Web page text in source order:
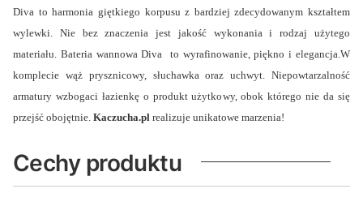
Diva to harmonia giętkiego korpusu z bardziej zdecydowanym kształtem
wylewki. Nie bez znaczenia jest jakość wykonania i rodzaj użytego
materiału. Bateria wannowa Diva to wyrafinowanie, piękno i elegancja.W
komplecie wąż prysznicowy, słuchawka oraz uchwyt. Niepowtarzalność
armatury wzbogaci łazienkę o produkt użytkowy, obok którego nie da się
przejść obojętnie. Kaczucha.pl realizuje unikatowe marzenia!
Cechy produktu